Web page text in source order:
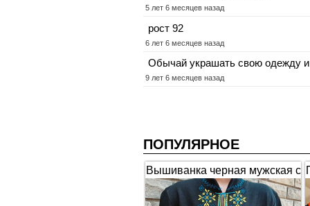
5 лет 6 месяцев назад
рост 92
6 лет 6 месяцев назад
Обычай украшать свою одежду и
9 лет 6 месяцев назад
ПОПУЛЯРНОЕ
Вышиванка черная мужская с
коротким рукавом "Гербы"